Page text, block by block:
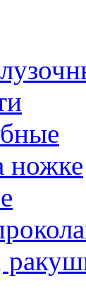
ножке